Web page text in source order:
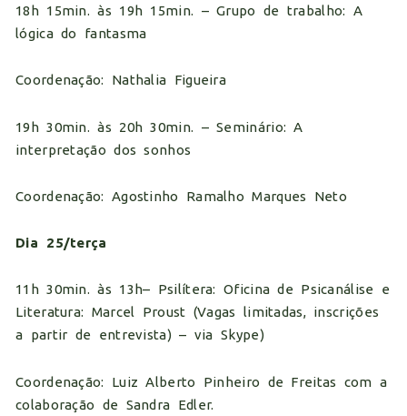
18h 15min. às 19h 15min. – Grupo de trabalho: A
lógica do fantasma
Coordenação: Nathalia Figueira
19h 30min. às 20h 30min. – Seminário: A
interpretação dos sonhos
Coordenação: Agostinho Ramalho Marques Neto
Dia 25/terça
11h 30min. às 13h– Psilítera: Oficina de Psicanálise e
Literatura: Marcel Proust (Vagas limitadas, inscrições
a partir de entrevista) – via Skype)
Coordenação: Luiz Alberto Pinheiro de Freitas com a
colaboração de Sandra Edler.